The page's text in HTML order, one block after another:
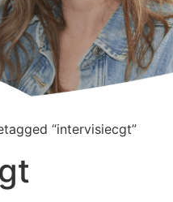
“intervisiecgt”